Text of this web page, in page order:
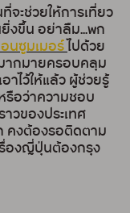
จะช่วยให้การเที่ยว
ขึ้น อย่าลืม...พก
อนซูมเมอร์ไปด้วย
ากมายครอบคลุม
าไว้ให้แล้ว ผู้ช่วยรู้
รือว่าความชอบ
วของประเทศ
คงต้องรอติดตาม
รื่องญี่ปุ่นต้องกรุง